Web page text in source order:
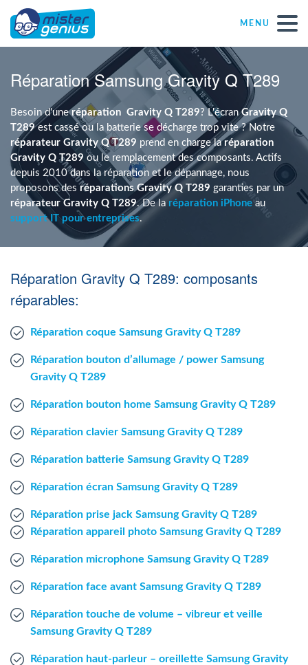
MENU
Réparations – Dépannages
Magasins informatiques toutes marques
Particulier
Indépendant
ASBL
Agent Mac
Réparation Samsung Gravity Q T289
Besoin d'uneréparation Gravity Q T289? L'écranGravity Q
T289est cassé ou la batterie se décharge trop vite ? Notre
réparateur Gravity Q T289 prend en charge laréparation
Gravity Q T289 ou le remplacement des composants. Actifs
depuis 2010 dans la réparation et le dépannage, nous
proposons desréparations Gravity Q T289 garanties par un
réparateur Gravity Q T289. De la réparation iPhoneau
support IT pour entreprises.
Réparation Gravity Q T289: composants
réparables:
Réparation coque Samsung Gravity Q T289
Réparation bouton d’allumage / power Samsung
Gravity Q T289
Réparation bouton home Samsung Gravity Q T289
Réparation clavier Samsung Gravity Q T289
Réparation batterie Samsung Gravity Q T289
Réparation écran Samsung Gravity Q T289
Réparation prise jack Samsung Gravity Q T289
Réparation appareil photo Samsung Gravity Q T289
Réparation microphone Samsung Gravity Q T289
Réparation face avant Samsung Gravity Q T289
Réparation touche de volume – vibreur et veille
Samsung Gravity Q T289
Réparation haut-parleur – oreillette Samsung Gravity